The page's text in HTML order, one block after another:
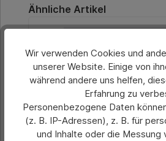
Produktgalerie überspringen
Ähnliche Artikel
Wir verwenden Cookies und
unserer Website. Einige von
während andere uns helfen,
Erfahrung zu
Personenbezogene Daten
(z. B. IP-Adressen), z. B. für
und Inhalte oder die Messung